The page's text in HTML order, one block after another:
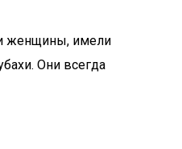
женщины, имели
Они всегда